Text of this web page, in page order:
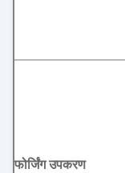
फोर्जिंग उपकरण